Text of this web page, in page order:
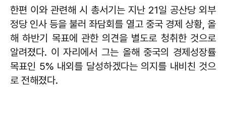
한편 이와 관련해 시 총서기는 지난 21일 공산당 외부
정당 인사 등을 불러 좌담회를 열고 중국 경제 상황, 올
해 하반기 목표에 관한 의견을 별도로 청취한 것으로
알려졌다. 이 자리에서 그는 올해 중국의 경제성장률
목표인 5% 내외를 달성하겠다는 의지를 내비친 것으
로 전해졌다.